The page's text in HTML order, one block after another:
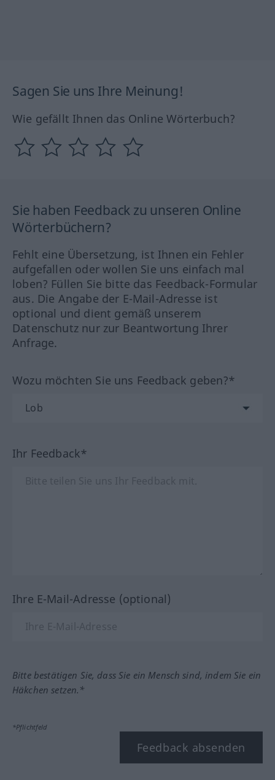
Sagen Sie uns Ihre Meinung!
Wie gefällt Ihnen das Online Wörterbuch?
Sie haben Feedback zu unseren Online
Wörterbüchern?
Fehlt eine Übersetzung, ist Ihnen ein Fehler
aufgefallen oder wollen Sie uns einfach mal
loben? Füllen Sie bitte das Feedback-Formular
aus. Die Angabe der E-Mail-Adresse ist
optional und dient gemäß unserem
Datenschutz nur zur Beantwortung Ihrer
Anfrage.
Wozu möchten Sie uns Feedback geben?*
Ihr Feedback*
Ihre E-Mail-Adresse (optional)
Bitte bestätigen Sie, dass Sie ein Mensch sind, indem Sie ein
Häkchen setzen.*
*Pflichtfeld
Feedback absenden